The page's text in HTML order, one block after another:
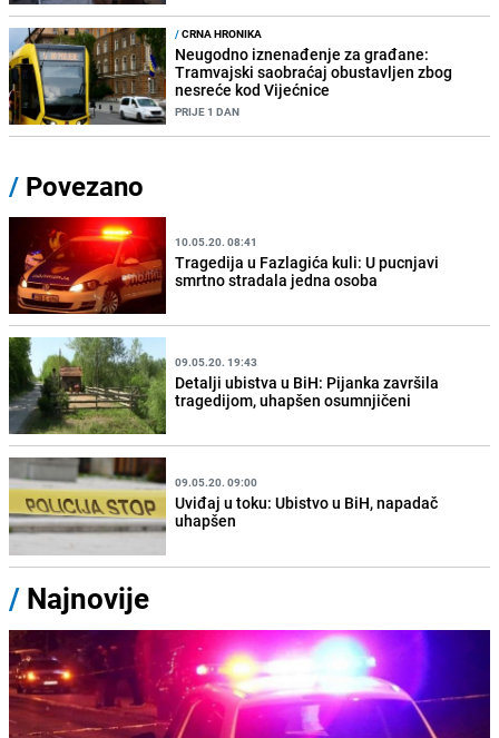
/CRNA HRONIKA
Neugodno iznenađenje za građane:
Tramvajski saobraćaj obustavljen zbog
nesreće kod Vijećnice
PRIJE 1 DAN
/ Povezano
10.05.20. 08:41
Tragedija u Fazlagića kuli: U pucnjavi
smrtno stradala jedna osoba
09.05.20. 19:43
Detalji ubistva u BiH: Pijanka završila
tragedijom, uhapšen osumnjičeni
09.05.20. 09:00
Uviđaj u toku: Ubistvo u BiH, napadač
uhapšen
/ Najnovije